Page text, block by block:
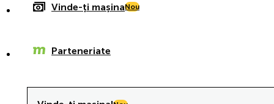
Vinde-ți mașinaNou
Parteneriate